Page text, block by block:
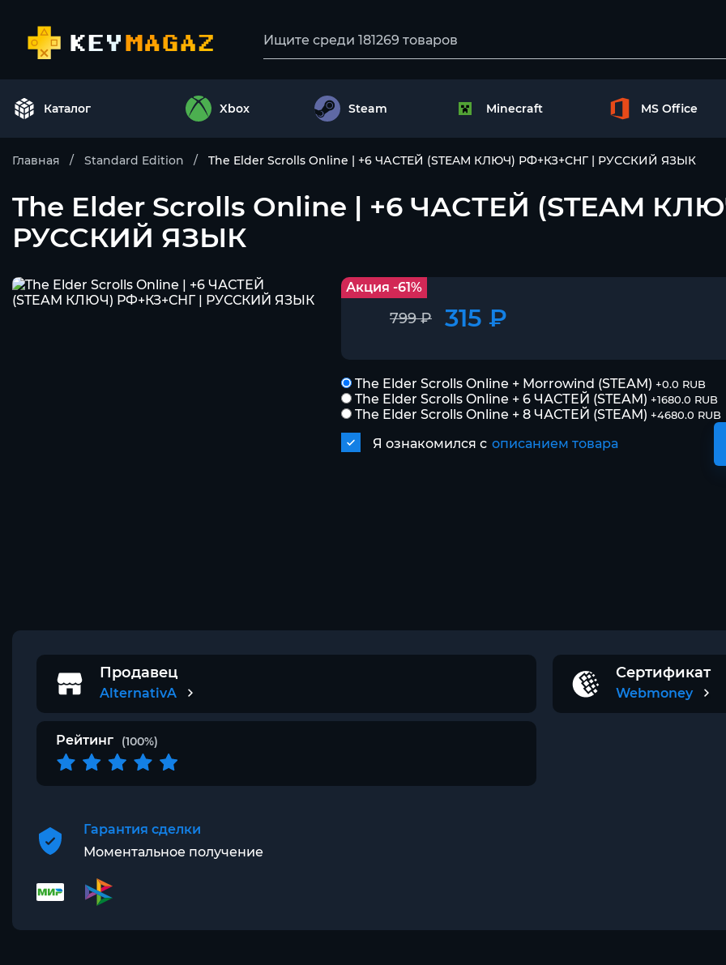
Каталог Xbox Steam Minecraft MS Office
Главная Standard Edition The Elder Scrolls Online | +6 ЧАСТЕЙ (STEAM КЛЮЧ) РФ+КЗ+СНГ | РУССКИЙ ЯЗЫК
The Elder Scrolls Online | +6 ЧАСТЕЙ (STEAM
РУССКИЙ ЯЗЫК
Акция -61%
799 ₽ 315 ₽
The Elder Scrolls Online + Morrowind (STEAM) +0.0 RUB
The Elder Scrolls Online + 6 ЧАСТЕЙ (STEAM) +1680.0 RUB
The Elder Scrolls Online + 8 ЧАСТЕЙ (STEAM) +4680.0 RUB
Я ознакомился с описанием товара
Продавец
AlternativA
Сертификат
Webmoney
Рейтинг (100%)
Гарантия сделки
Моментальное получение